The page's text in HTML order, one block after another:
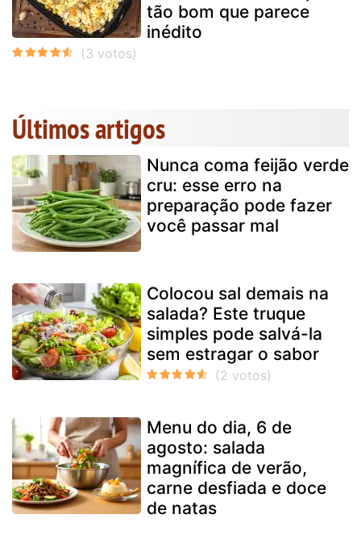
tão bom que parece
inédito
Últimos artigos
Nunca coma feijão verde
cru: esse erro na
preparação pode fazer
você passar mal
Colocou sal demais na
salada? Este truque
simples pode salvá-la
sem estragar o sabor
Menu do dia, 6 de
agosto: salada
magnífica de verão,
carne desfiada e doce
de natas